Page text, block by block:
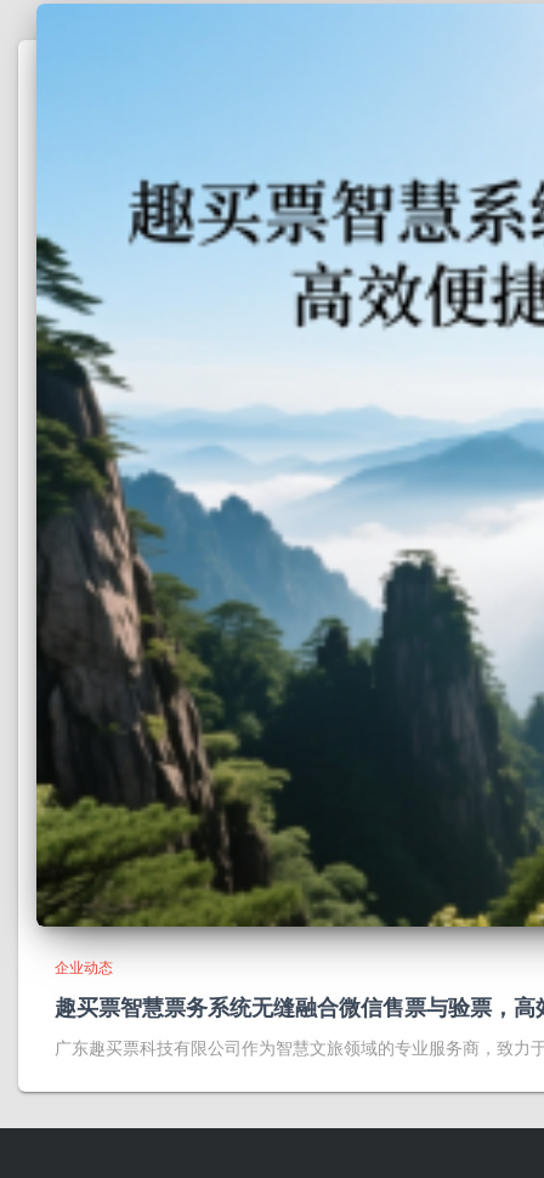
企业动态
趣买票智慧票务系统无缝融合微信售票与验票，
广东趣买票科技有限公司作为智慧文旅领域的专业服务商，致力